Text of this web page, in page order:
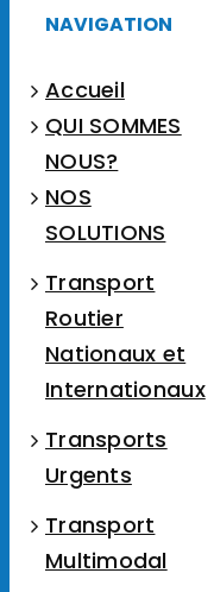
NAVIGATION
Accueil
QUI SOMMES
NOUS?
NOS
SOLUTIONS
Transport
Routier
Nationaux et
Internationaux
Transports
Urgents
Transport
Multimodal